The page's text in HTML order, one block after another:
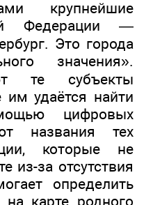
крупнейшие
Федерации —
Это города
значения».
те субъекты
удаётся найти
цифровых
названия тех
которые не
из-за отсутствия
определить
на карте родного